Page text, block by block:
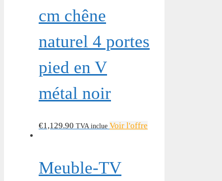
cm chêne
naturel 4 portes
pied en V
métal noir
€1,129.90 TVA inclue Voir l'offre
Meuble-TV